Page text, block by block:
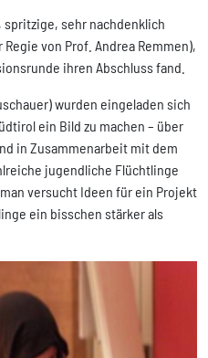
sehr nachdenklich
von Prof. Andrea Remmen),
ihren Abschluss fand.
wurden eingeladen sich
ein Bild zu machen – über
in Zusammenarbeit mit dem
jugendliche Flüchtlinge
versucht Ideen für ein Projekt
ein bisschen stärker als